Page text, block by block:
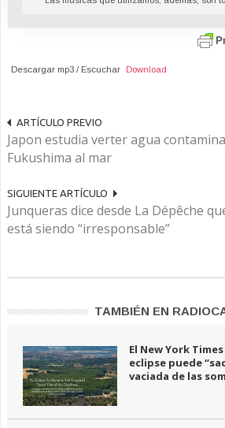
Descargar mp3 / Escuchar Download
ARTÍCULO PREVIO
Japon estudia verter agua
Fukushima al mar
SIGUIENTE ARTÍCULO
Junqueras dice desde La Dépêche
está siendo “irresponsable”
TAMBIÉN EN
El New York
eclipse puede
vaciada de las